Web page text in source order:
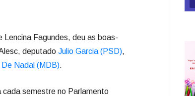
Fagundes, deu as boas-
deputado Julio Garcia (PSD),
De Nadal (MDB).
cada semestre no Parlamento